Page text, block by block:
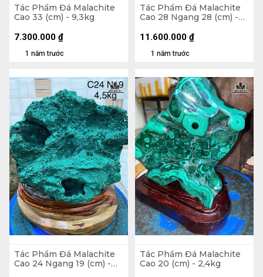
Tác Phẩm Đá Malachite
Cao 33 (cm) - 9,3kg
1 năm trước
7.300.000 ₫
Tác Phẩm Đá Malachite
Cao 28 Ngang 28 (cm) -
1 năm trước
11.600.000 ₫
Tác Phẩm Đá Malachite
Cao 24 Ngang 19 (cm) -
Tác Phẩm Đá Malachite
Cao 20 (cm) - 2,4kg